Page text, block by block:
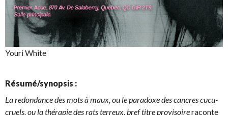
Youri White
Résumé/synopsis :
La redondance des mots à maux, ou le paradoxe des cancres cucu-
cruels, ou la thérapie des rats terreux, bref titre provisoireraconte